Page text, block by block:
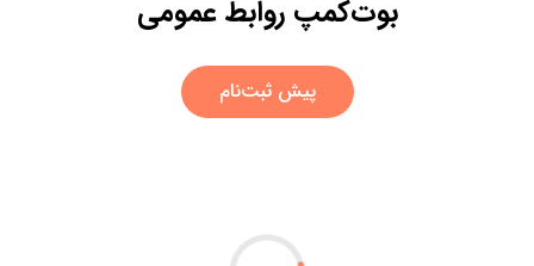
بوت‌کمپ روابط عمومی
پیش ثبت‌نام